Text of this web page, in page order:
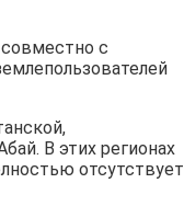
с
В этих регионах
отсутствует